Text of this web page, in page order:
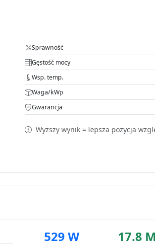
Sprawność
Gęstość mocy
Wsp. temp.
Waga/kWp
Gwarancja
Wyższy wynik = lepsza pozycja
529 W 17.8